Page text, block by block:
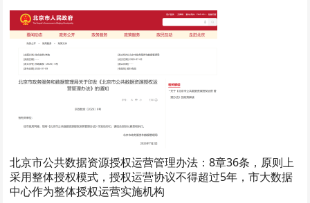
北京市公共数据资源授权运营管理办法：8章36条，原则上
采用整体授权模式，授权运营协议不得超过5年，市大数据
中心作为整体授权运营实施机构